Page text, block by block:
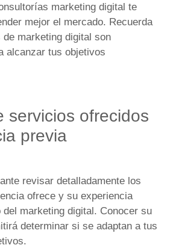
marketing digital te
mejor el mercado. Recuerda
marketing digital son
alcanzar tus objetivos
servicios ofrecidos
previa
revisar detalladamente los
ofrece y su experiencia
del marketing digital. Conocer su
determinar si se adaptan a tus